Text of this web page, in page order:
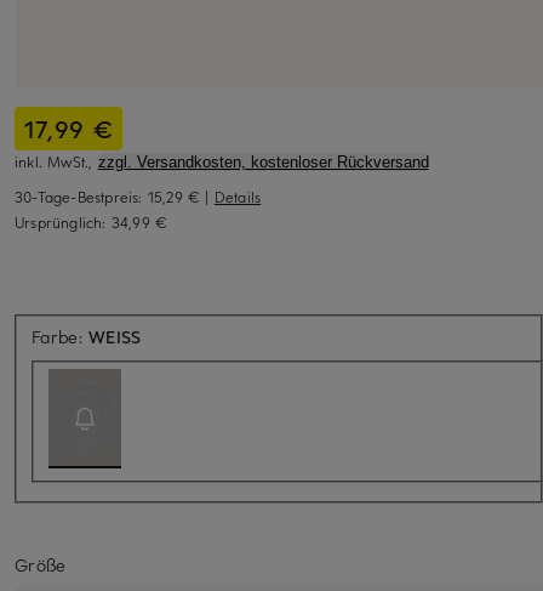
17,99 €
inkl. MwSt., zzgl. Versandkosten, kostenloser Rückversand
30-Tage-Bestpreis: 15,29 € | Details
Ursprünglich: 34,99 €
Farbe:WEISSAktuell nicht verfügbar
Größe